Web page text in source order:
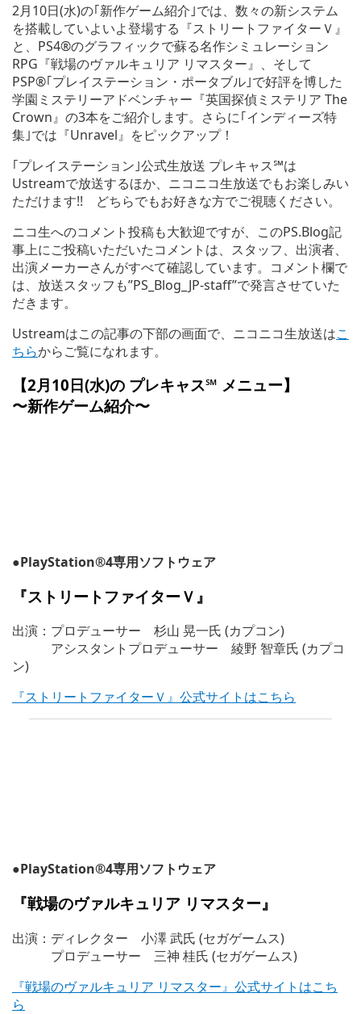
2月10日(水)の｢新作ゲーム紹介｣では、数々の新システム
を搭載していよいよ登場する『ストリートファイターＶ』
と、PS4®のグラフィックで蘇る名作シミュレーション
RPG『戦場のヴァルキュリア リマスター』、そして
PSP®｢プレイステーション・ポータブル｣で好評を博した
学園ミステリーアドベンチャー『英国探偵ミステリア The
Crown』の3本をご紹介します。さらに｢インディーズ特
集｣では『Unravel』をピックアップ！
｢プレイステーション｣公式生放送 プレキャス℠は
Ustreamで放送するほか、ニコニコ生放送でもお楽しみい
ただけます!! どちらでもお好きな方でご視聴ください。
ニコ生へのコメント投稿も大歓迎ですが、このPS.Blog記
事上にご投稿いただいたコメントは、スタッフ、出演者、
出演メーカーさんがすべて確認しています。コメント欄で
は、放送スタッフも”PS_Blog_JP-staff”で発言させていた
だきます。
Ustreamはこの記事の下部の画面で、ニコニコ生放送はこ
ちらからご覧になれます。
【2月10日(水)の プレキャス℠ メニュー】
〜新作ゲーム紹介〜
●PlayStation®4専用ソフトウェア
『ストリートファイターＶ』
出演：プロデューサー 杉山 晃一氏 (カプコン)
アシスタントプロデューサー 綾野 智章氏 (カプコ
ン)
『ストリートファイターＶ』公式サイトはこちら
●PlayStation®4専用ソフトウェア
『戦場のヴァルキュリア リマスター』
出演：ディレクター 小澤 武氏 (セガゲームス)
プロデューサー 三神 桂氏 (セガゲームス)
『戦場のヴァルキュリア リマスター』公式サイトはこち
ら